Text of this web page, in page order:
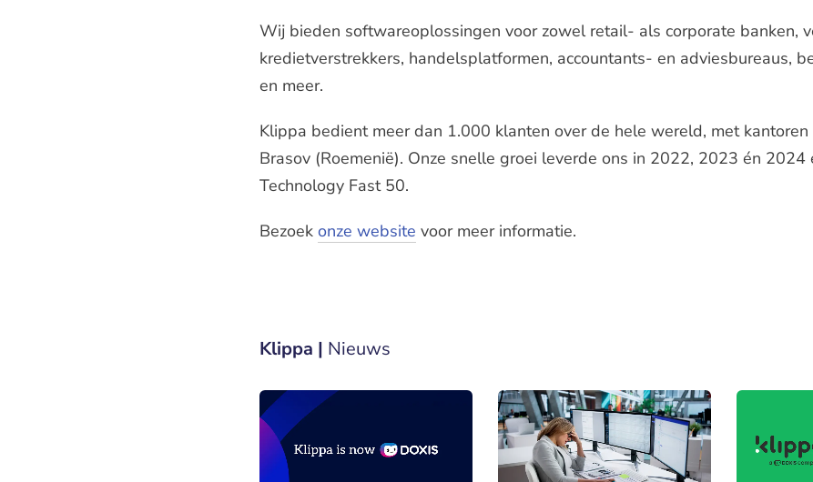
Wij bieden softwareoplossingen voor zowel retail- als corporate banken,
kredietverstrekkers, handelsplatformen, accountants- en adviesbureaus,
en meer.
Klippa bedient meer dan 1.000 klanten over de hele wereld, met
Brasov (Roemenië). Onze snelle groei leverde ons in 2022, 2023 én
Technology Fast 50.
Bezoek onze website voor meer informatie.
Klippa | Nieuws